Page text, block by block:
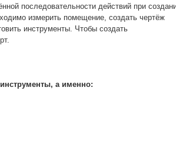
последовательности действий при
измерить помещение, создать чертёж
инструменты. Чтобы создать
а именно: